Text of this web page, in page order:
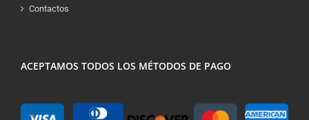
Contactos
ACEPTAMOS TODOS LOS MÉTODOS DE PAGO